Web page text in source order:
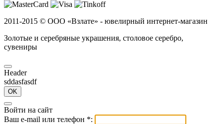
2011-2015 © ООО «Взлате» - ювелирный интернет-магазин
Золотые и серебряные украшения, столовое серебро,
сувениры
Header
sddasfasdf
OK
Войти на сайт
Ваш e-mail или телефон *: